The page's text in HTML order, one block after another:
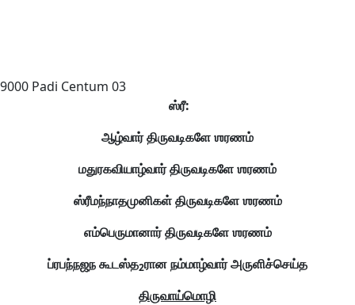
9000 Padi Centum 03
ஸ்ரீ:
ஆழ்வார் திருவடிகளே ஶரணம்
மதுரகவியாழ்வார் திருவடிகளே ஶரணம்
ஸ்ரீமந்நாதமுனிகள் திருவடிகளே ஶரணம்
எம்பெருமானார் திருவடிகளே ஶரணம்
ப்ரபந்நஜநகூடஸ்த2ரானநம்மாழ்வார் அருளிச்செய்த
திருவாய்மொழி